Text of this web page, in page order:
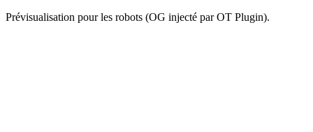
Prévisualisation pour les robots (OG injecté par OT Plugin).